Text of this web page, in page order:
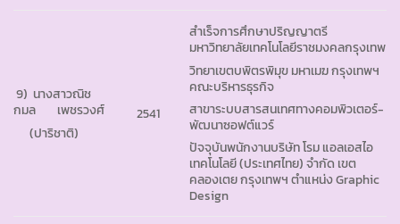
9) นางสาวณิช
กมล เพชรวงศ์
(ปาริชาติ)
2541
สำเร็จการศึกษาปริญญาตรี
มหาวิทยาลัยเทคโนโลยีราชมงคลกรุงเทพ
วิทยาเขตบพิตรพิมุข มหาเมฆ กรุงเทพฯ
คณะบริหารธุรกิจ
สาขาระบบสารสนเทศทางคอมพิวเตอร์-
พัฒนาซอฟต์แวร์
ปัจจุบันพนักงานบริษัท โรม แอลเอสไอ
เทคโนโลยี (ประเทศไทย) จำกัด เขต
คลองเตย กรุงเทพฯ ตำแหน่ง Graphic
Design